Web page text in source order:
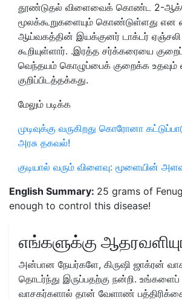
தூண்டுதல் விளைவைக் கொண்ட 2-
மூலக்கூறுகளையும் கொண்டுள்ளது
ஆய்வகத்தின் இயக்குனர் டாக்டர் ஏஞ்சலி
கூறியுள்ளார். .இரத்த சர்க்கரையை
வெந்தயம் கொழுப்பைக் குறைக்க உதவும்
குறிப்பிடத்தக்கது.
மேலும் படிக்க
முடிவுக்கு வருகிறது கொரோனா
அரசு தகவல்!
குடியால் வரும் விளைவு: மூளையின்
English Summary: 25 grams of
enough to control this disease!
எங்களுக்கு
அன்பான நேயர்களே, கிருஷி ஜாக்ரன்
தொடர்ந்து இருப்பதற்கு நன்றி.
வாசகர்களால் தான் வேளாண்